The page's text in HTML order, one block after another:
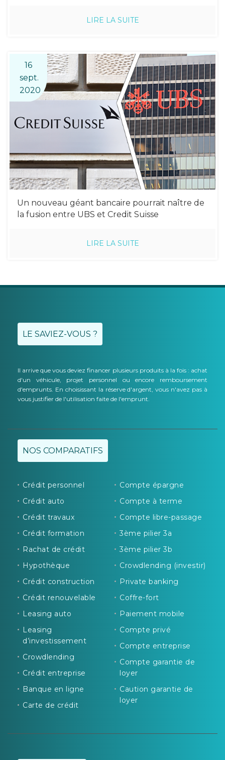
LIRE LA SUITE
16
sept.
2020
Un nouveau géant bancaire pourrait naître de
la fusion entre UBS et Credit Suisse
LIRE LA SUITE
LE SAVIEZ-VOUS ?
Il arrive que vous deviez financer plusieurs produits à la fois : achat
d'un véhicule, projet personnel ou encore remboursement
d'emprunts. En choisissant la réserve d'argent, vous n'avez pas à
vous justifier de l'utilisation faite de l'emprunt.
NOS COMPARATIFS
Crédit personnel
Crédit auto
Crédit travaux
Crédit formation
Rachat de crédit
Hypothèque
Crédit construction
Crédit renouvelable
Leasing auto
Leasing
d’investissement
Crowdlending
Crédit entreprise
Banque en ligne
Carte de crédit
Compte épargne
Compte à terme
Compte libre-passage
3ème pilier 3a
3ème pilier 3b
Crowdlending (investir)
Private banking
Coffre-fort
Paiement mobile
Compte privé
Compte entreprise
Compte garantie de
loyer
Caution garantie de
loyer